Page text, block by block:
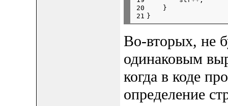
20
21
    }
Во-вторых, не
одинаковым
когда в коде
определение